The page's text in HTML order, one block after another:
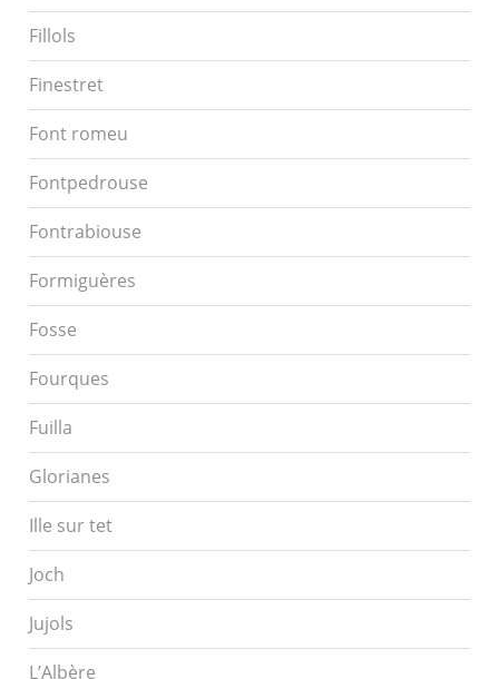
Fillols
Finestret
Font romeu
Fontpedrouse
Fontrabiouse
Formiguères
Fosse
Fourques
Fuilla
Glorianes
Ille sur tet
Joch
Jujols
L’Albère